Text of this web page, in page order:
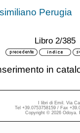
Perugia
Libro 2/385
in
I libri di Emil. Via
Tel +39.0753758159 / Fax
Copyright © 2026 Odoya.